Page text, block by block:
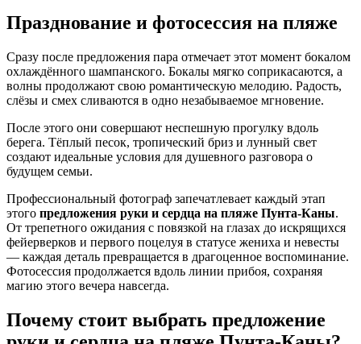
Празднование и фотосессия на пляже
Сразу после предложения пара отмечает этот момент бокалом
охлаждённого шампанского. Бокалы мягко соприкасаются, а
волны продолжают свою романтическую мелодию. Радость,
слёзы и смех сливаются в одно незабываемое мгновение.
После этого они совершают неспешную прогулку вдоль
берега. Тёплый песок, тропический бриз и лунный свет
создают идеальные условия для душевного разговора о
будущем семьи.
Профессиональный фотограф запечатлевает каждый этап
этого предложения руки и сердца на пляже Пунта-Каны.
От трепетного ожидания с повязкой на глазах до искрящихся
фейерверков и первого поцелуя в статусе жениха и невесты
— каждая деталь превращается в драгоценное воспоминание.
Фотосессия продолжается вдоль линии прибоя, сохраняя
магию этого вечера навсегда.
Почему стоит выбрать предложение